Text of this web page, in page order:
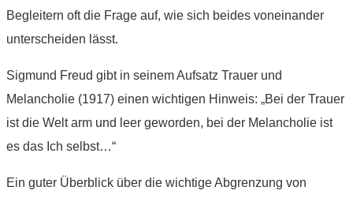
Begleitern oft die Frage auf, wie sich beides voneinander
unterscheiden lässt.
Sigmund Freud gibt in seinem Aufsatz Trauer und
Melancholie (1917) einen wichtigen Hinweis: „Bei der Trauer
ist die Welt arm und leer geworden, bei der Melancholie ist
es das Ich selbst…“
Ein guter Überblick über die wichtige Abgrenzung von